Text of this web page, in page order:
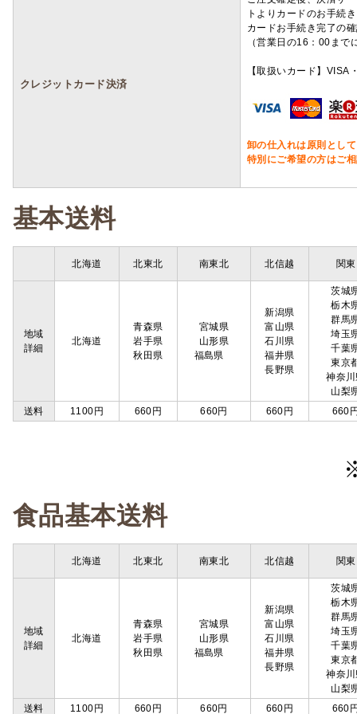
クレジットカード決済
トよりカードのお手続
カードお手続き完了の
（営業日の16：00ま
【取扱いカード】
卸の仕入れは原則とし
特別にご希望の方はご
基本送料
北海道 北東北 南東北 北信越 関東
地域
詳細
北海道
青森県
岩手県
秋田県
宮城県
山形県
福島県
新潟県
富山県
石川県
福井県
長野県
茨城
栃木
群馬
埼玉
千葉
東京
神奈
山梨
送料
1100円 660円 660円 660円 660
食品基本送料
北海道 北東北 南東北 北信越 関東
地域
詳細
北海道
青森県
岩手県
秋田県
宮城県
山形県
福島県
新潟県
富山県
石川県
福井県
長野県
茨城
栃木
群馬
埼玉
千葉
東京
神奈
山梨
送料
1100円 660円 660円 660円 660